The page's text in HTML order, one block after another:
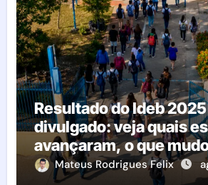
Resultado do Ideb
divulgado: veja quais
avançaram, o que
esperar da educação
Mateus Rodrigues Felix